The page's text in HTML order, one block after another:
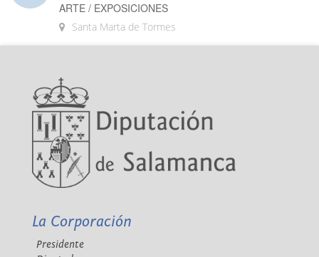
ARTE / EXPOSICIONES
Santa Marta de Tormes
La Corporación
Presidente